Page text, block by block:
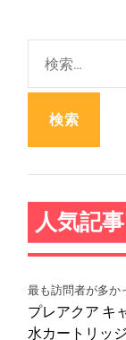
:
人気記事
最も訪問者が多か
プレアクア キ
水カートリッジ